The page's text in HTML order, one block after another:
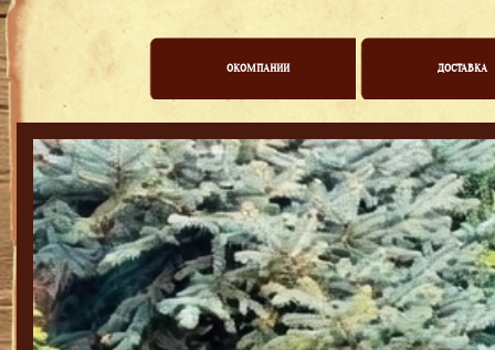
ОКОМПАНИИ ДОСТАВКА